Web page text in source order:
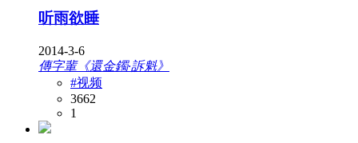
听雨欲睡
2014-3-6
傳字輩《還金鐲·訴魁》
#视频
3662
1